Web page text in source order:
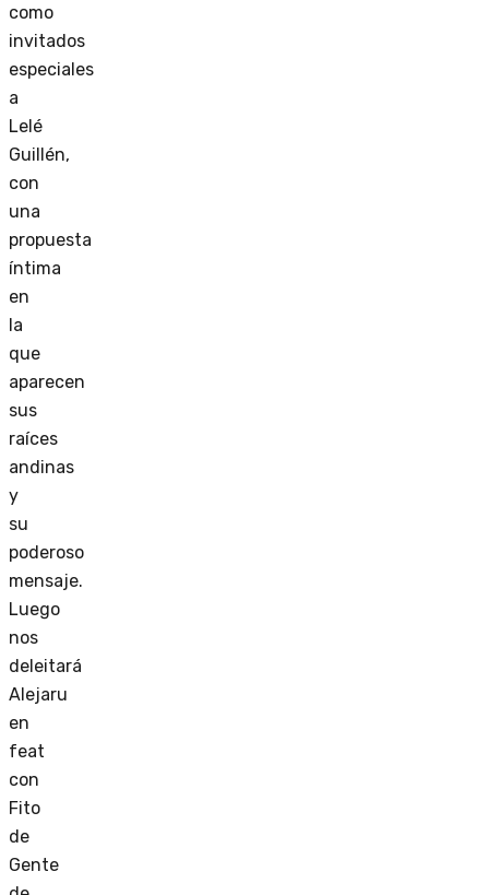
como
invitados
especiales
a
Lelé
Guillén,
con
una
propuesta
íntima
en
la
que
aparecen
sus
raíces
andinas
y
su
poderoso
mensaje.
Luego
nos
deleitará
Alejaru
en
feat
con
Fito
de
Gente